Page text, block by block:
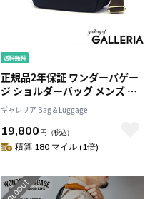
正規品2年保証 ワンダーバゲー
ジ ショルダーバッグ メンズ レ
ディース 斜めがけバッグ ブラ
ンド カメラバッグ WONDER
BAGGAGE 斜めがけ 小さめ 軽
量 大人 日本製 A5 一眼レフ
ギャレリア Bag＆Luggage
19,800 円 （税込）
積算 180 マイル (1倍)